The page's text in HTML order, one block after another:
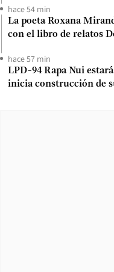
hace 54 min
La poeta Roxana
con el libro de relatos
hace 57 min
LPD-94 Rapa Nui
inicia construcción de